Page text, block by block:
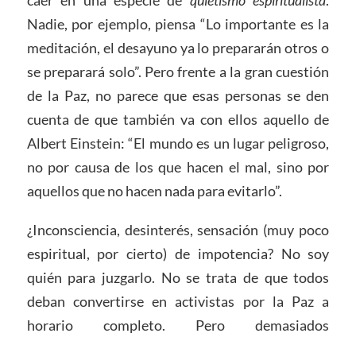
Nadie, por ejemplo, piensa “Lo importante es la
meditación, el desayuno ya lo prepararán otros o
se preparará solo”. Pero frente a la gran cuestión
de la Paz, no parece que esas personas se den
cuenta de que también va con ellos aquello de
Albert Einstein: “El mundo es un lugar peligroso,
no por causa de los que hacen el mal, sino por
aquellos que no hacen nada para evitarlo”.
¿Inconsciencia, desinterés, sensación (muy poco
espiritual, por cierto) de impotencia? No soy
quién para juzgarlo. No se trata de que todos
deban convertirse en activistas por la Paz a
horario completo. Pero demasiados